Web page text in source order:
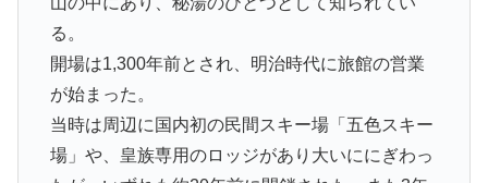
ャンプ場が好きです。
私たちが今回テントを張ったキャンプ場は、
【五色温泉オートキャンプ場】
サイトの種類や料金などの詳細は公式サイト↓↓でご確認く